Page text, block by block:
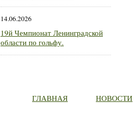
14.06.2026
19й Чемпионат Ленинградской
области по гольфу.
ГЛАВНАЯ НОВОСТИ